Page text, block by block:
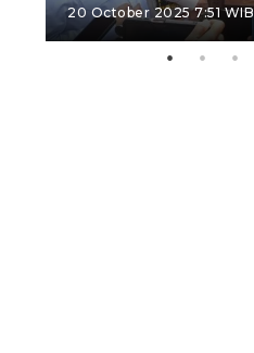
20 October 2025 7:51 WIB